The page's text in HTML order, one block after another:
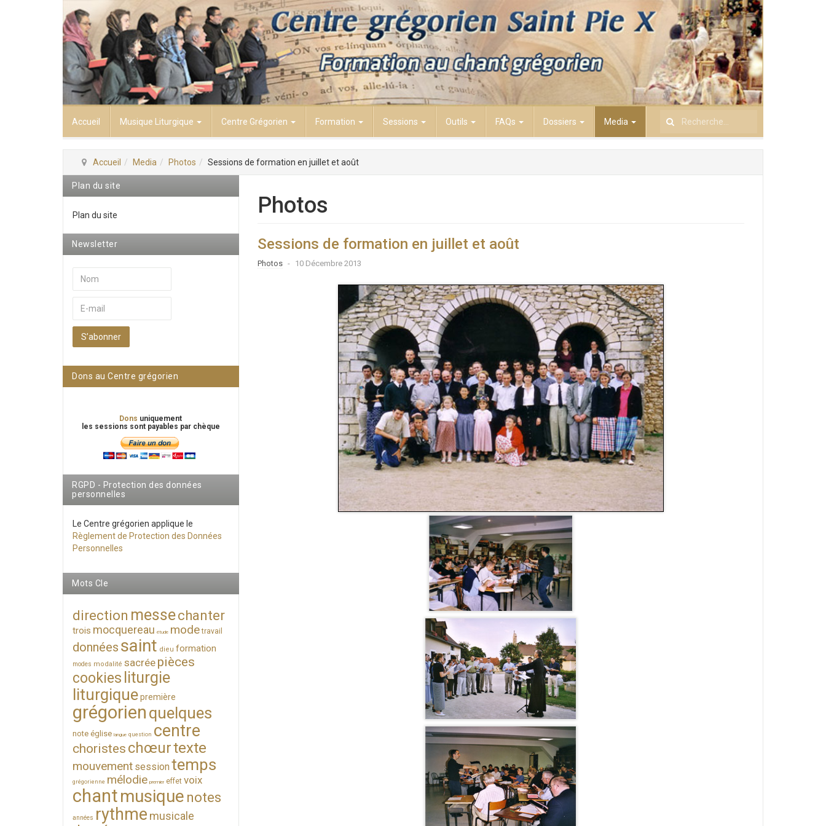
Accueil Musique Liturgique Centre Grégorien Formation Sessions Outils FAQs Dossiers Media Rechercher
Accueil Media Photos Sessions de formation en juillet et août
Photos
Sessions de formation en juillet et août
Photos 10 Décembre 2013
Plan du site
Plan du site
Newsletter
S’abonner
Dons au Centre grégorien
Dons uniquement
les sessions sont payables par chèque
RGPD - Protection des données
personnelles
Le Centre grégorien applique le
Règlement de Protection des Données
Personnelles
Mots Cle
direction messechanter
trois mocquereau étude mode travail
données saint dieu formation
modes modalité sacrée pièces
cookies liturgie
liturgiquepremière
grégorien quelques
note église langue question centre
choristes chœurtexte
mouvement session temps
grégorienne mélodie premier effet voix
chantmusique notes
années rythme musicale